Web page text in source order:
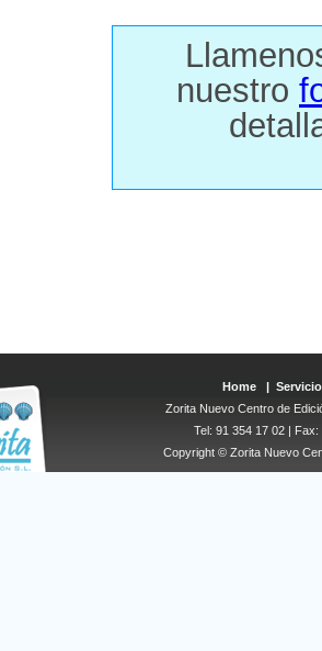
nuestro
Home |
Zorita Nuevo Centro de
Tel: 91 354 17 02 |
Copyright © Zorita Nuevo